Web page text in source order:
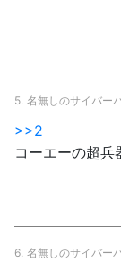
5. 名無しのサイバー
>>2
コーエーの超兵
6. 名無しのサイバー